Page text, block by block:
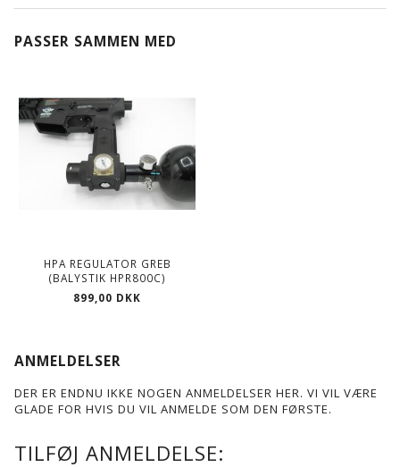
PASSER SAMMEN MED
HPA REGULATOR GREB
(BALYSTIK HPR800C)
899,00 DKK
ANMELDELSER
DER ER ENDNU IKKE NOGEN ANMELDELSER HER. VI VIL VÆRE
GLADE FOR HVIS DU VIL ANMELDE SOM DEN FØRSTE.
TILFØJ ANMELDELSE: